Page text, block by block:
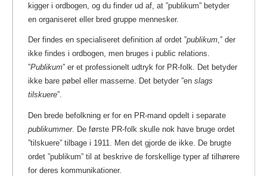
kigger i ordbogen, og du finder ud af, at ”publikum” betyder
en organiseret eller bred gruppe mennesker.
Der findes en specialiseret definition af ordet ”publikum,” der
ikke findes i ordbogen, men bruges i public relations.
”Publikum” er et professionelt udtryk for PR-folk. Det betyder
ikke bare pøbel eller masserne. Det betyder ”en slags
tilskuere”.
Den brede befolkning er for en PR-mand opdelt i separate
publikummer. De første PR-folk skulle nok have bruge ordet
”tilskuere” tilbage i 1911. Men det gjorde de ikke. De brugte
ordet ”publikum” til at beskrive de forskellige typer af tilhørere
for deres kommunikationer.